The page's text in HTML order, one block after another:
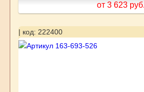
от 3 623 руб.
| код: 222400